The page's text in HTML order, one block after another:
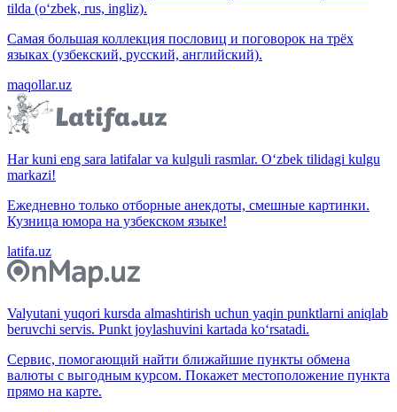
tilda (o‘zbek, rus, ingliz).
Самая большая коллекция пословиц и поговорок на трёх
языках (узбекский, русский, английский).
maqollar.uz
Har kuni eng sara latifalar va kulguli rasmlar. O‘zbek tilidagi kulgu
markazi!
Ежедневно только отборные анекдоты, смешные картинки.
Кузница юмора на узбекском языке!
latifa.uz
Valyutani yuqori kursda almashtirish uchun yaqin punktlarni aniqlab
beruvchi servis. Punkt joylashuvini kartada ko‘rsatadi.
Сервис, помогающий найти ближайшие пункты обмена
валюты с выгодным курсом. Покажет местоположение пункта
прямо на карте.